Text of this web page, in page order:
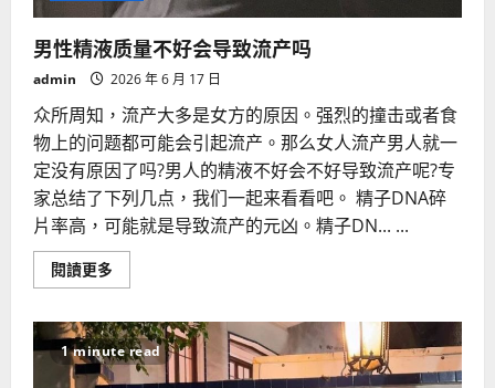
男性精液质量不好会导致流产吗
admin 2026 年 6 月 17 日
众所周知，流产大多是女方的原因。强烈的撞击或者食
物上的问题都可能会引起流产。那么女人流产男人就一
定没有原因了吗?男人的精液不好会不好导致流产呢?专
家总结了下列几点，我们一起来看看吧。 精子DNA碎
片率高，可能就是导致流产的元凶。精子DN... ...
閱讀更多
more
性
精
液
质
1 minute read